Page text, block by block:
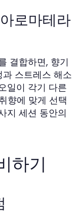
로마테라
결합하면, 향기
스트레스 해소
일이 각기 다른
향에 맞게 선택
지 세션 동안의
하기